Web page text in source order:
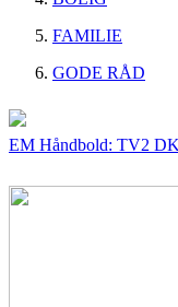
FAMILIE
GODE RÅD
EM Håndbold: TV2